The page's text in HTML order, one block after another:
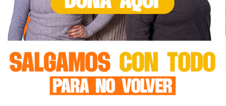
SOCIO